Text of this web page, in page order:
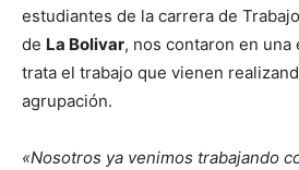
estudiantes de la carrera de
de La Bolivar, nos contaron en
trata el trabajo que vienen
agrupación.
«Nosotros ya venimos trabajando